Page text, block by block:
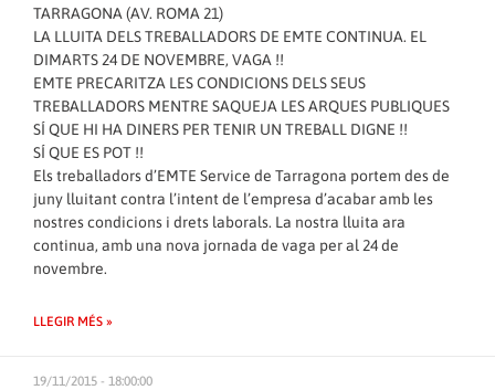
TARRAGONA (AV. ROMA 21)
LA LLUITA DELS TREBALLADORS DE EMTE CONTINUA. EL
DIMARTS 24 DE NOVEMBRE, VAGA !!
EMTE PRECARITZA LES CONDICIONS DELS SEUS
TREBALLADORS MENTRE SAQUEJA LES ARQUES PUBLIQUES
SÍ QUE HI HA DINERS PER TENIR UN TREBALL DIGNE !!
SÍ QUE ES POT !!
Els treballadors d’EMTE Service de Tarragona portem des de
juny lluitant contra l’intent de l’empresa d’acabar amb les
nostres condicions i drets laborals. La nostra lluita ara
continua, amb una nova jornada de vaga per al 24 de
novembre.
LLEGIR MÉS »
19/11/2015 - 18:00:00